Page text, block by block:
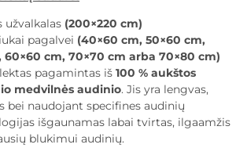
užvalkalas (200×220 cm)
pagalvei (40×60 cm, 50×60 cm,
60×60 cm, 70×70 cm arba 70×80 cm)
pagamintas iš 100 % aukštos
medvilnės audinio. Jis yra lengvas,
bei naudojant specifines audinių
išgaunamas labai tvirtas, ilgaamžis
blukimui audinių.